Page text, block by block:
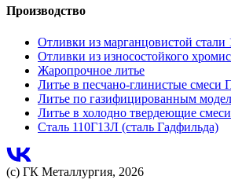
Производство
Отливки из марганцовистой стали
Отливки из износостойкого
Жаропрочное литье
Литье в песчано-глинистые смеси
Литье по газифицированным
Литье в холодно твердеющие
Сталь 110Г13Л (сталь Гадфильда)
(с) ГК Металлургия, 2026